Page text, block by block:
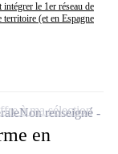
le 1er réseau de
(et en Espagne
en
Non renseigné
à ma sélection